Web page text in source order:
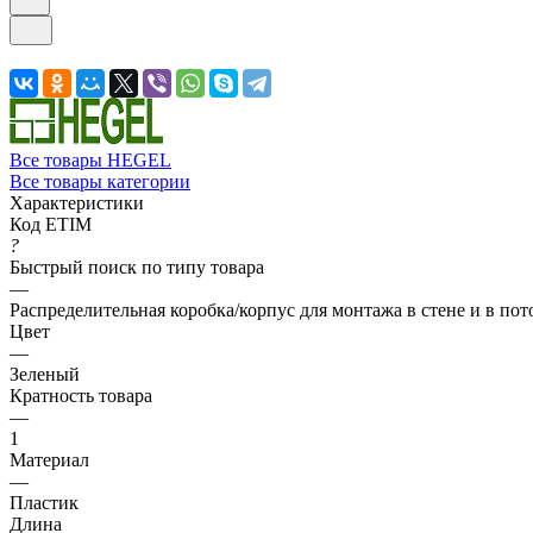
Все товары HEGEL
Все товары категории
Характеристики
Код ETIM
?
Быстрый поиск по типу товара
—
Распределительная коробка/корпус для монтажа в стене и в
Цвет
—
Зеленый
Кратность товара
—
1
Материал
—
Пластик
Длина